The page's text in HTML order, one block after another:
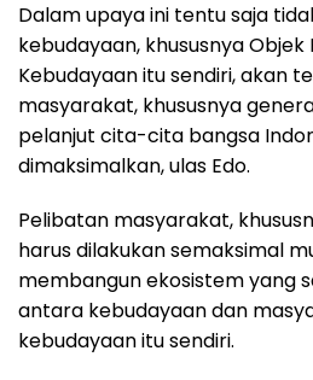
Dalam upaya ini tentu saja
kebudayaan, khususnya Objek
Kebudayaan itu sendiri, akan
masyarakat, khususnya
pelanjut cita-cita bangsa
dimaksimalkan, ulas Edo.
Pelibatan masyarakat,
harus dilakukan semaksimal
membangun ekosistem yang
antara kebudayaan dan
kebudayaan itu sendiri.